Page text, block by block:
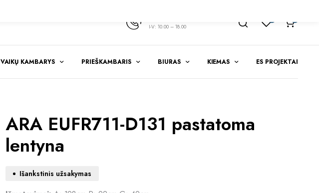
I-V: 10.00 – 18.00
VAIKŲ KAMBARYS PRIEŠKAMBARIS BIURAS KIEMAS ES PROJEKTAI
ARA EUFR711-D131 pastatoma
lentyna
Išankstinis užsakymas